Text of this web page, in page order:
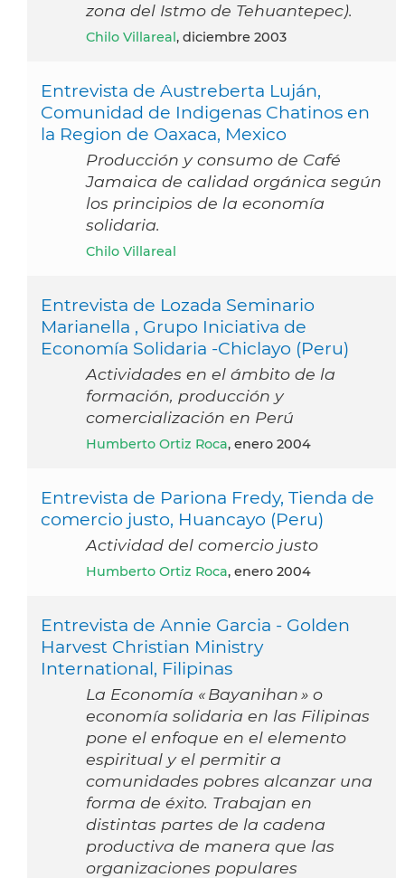
zona del Istmo de Tehuantepec).
Chilo Villareal , diciembre 2003
Entrevista de Austreberta Luján,
Comunidad de Indigenas Chatinos en
la Region de Oaxaca, Mexico
Producción y consumo de Café
Jamaica de calidad orgánica según
los principios de la economía
solidaria.
Chilo Villareal
Entrevista de Lozada Seminario
Marianella , Grupo Iniciativa de
Economía Solidaria -Chiclayo (Peru)
Actividades en el ámbito de la
formación, producción y
comercialización en Perú
Humberto Ortiz Roca, enero 2004
Entrevista de Pariona Fredy, Tienda de
comercio justo, Huancayo (Peru)
Actividad del comercio justo
Humberto Ortiz Roca, enero 2004
Entrevista de Annie Garcia - Golden
Harvest Christian Ministry
International, Filipinas
La Economía « Bayanihan » o
economía solidaria en las Filipinas
pone el enfoque en el elemento
espiritual y el permitir a
comunidades pobres alcanzar una
forma de éxito. Trabajan en
distintas partes de la cadena
productiva de manera que las
organizaciones populares